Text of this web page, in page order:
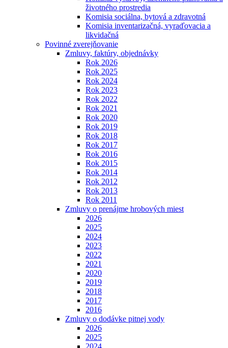
životného prostredia
Komisia sociálna, bytová a zdravotná
Komisia inventarizačná, vyraďovacia a
likvidačná
Povinné zverejňovanie
Zmluvy, faktúry, objednávky
Rok 2026
Rok 2025
Rok 2024
Rok 2023
Rok 2022
Rok 2021
Rok 2020
Rok 2019
Rok 2018
Rok 2017
Rok 2016
Rok 2015
Rok 2014
Rok 2012
Rok 2013
Rok 2011
Zmluvy o prenájme hrobových miest
2026
2025
2024
2023
2022
2021
2020
2019
2018
2017
2016
Zmluvy o dodávke pitnej vody
2026
2025
2024